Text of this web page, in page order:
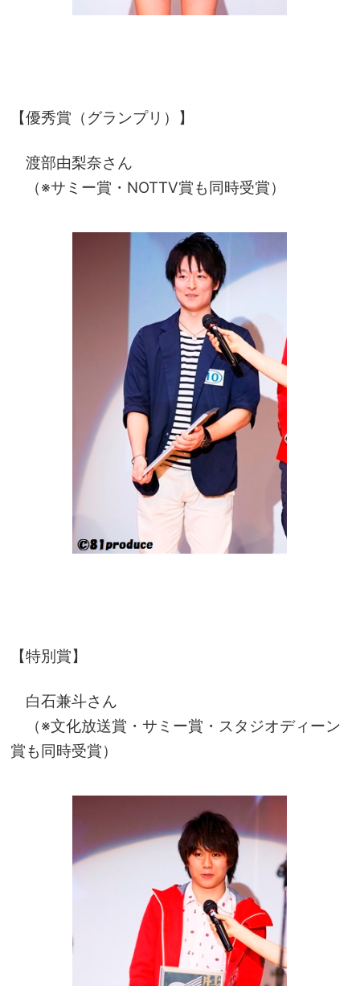
【優秀賞（グランプリ）】
渡部由梨奈さん
（※サミー賞・NOTTV賞も同時受賞）
【特別賞】
白石兼斗さん
（※文化放送賞・サミー賞・スタジオディーン
賞も同時受賞）